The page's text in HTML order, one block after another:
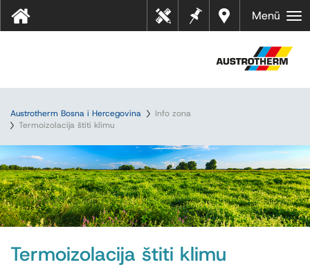
Dealer
s near
Bilješk
Tehn
ički
Menü
Austrotherm Bosna i Hercegovina
Info zona
Termoizolacija štiti klimu
Termoizolacija štiti klimu